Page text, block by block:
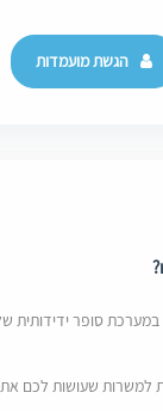
הגשת מועמדות
סופר ידידותית
למשרות שעושות לכם